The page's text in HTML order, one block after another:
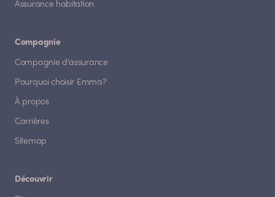
Assurance habitation
Compagnie
Compagnie d'assurance
Pourquoi choisir Emma?
À propos
Carrières
Sitemap
Découvrir